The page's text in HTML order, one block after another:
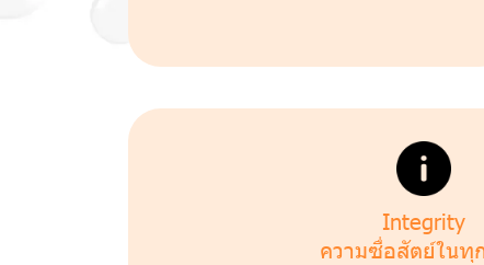
Integrity
ความซื่อสัตย์ในทุ